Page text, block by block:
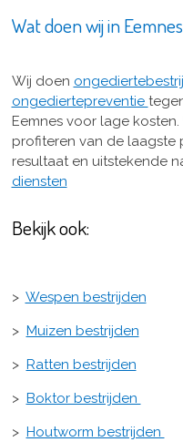
Wat doen wij in
Wij doen
ongediertepreventie
Eemnes voor lage
profiteren van de laagste
resultaat en uitstekende
diensten
Bekijk ook:
> Wespen bestrijden
> Muizen bestrijden
> Ratten bestrijden
> Boktor bestrijden
> Houtworm bestrijden